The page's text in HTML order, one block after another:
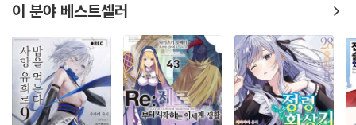
이 분야 베스트셀러